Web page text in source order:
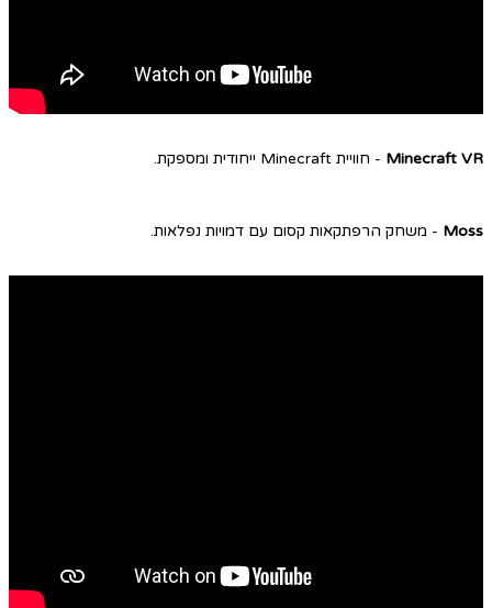
Minecraft VR - חוויית Minecraft ייחודית ומספקת.
Moss - משחק הרפתקאות קסום עם דמויות נפלאות.